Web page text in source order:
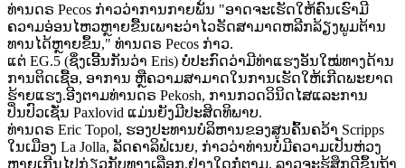
ທ່ານດຣ Pecos ກ່າວວ່າການກາຍພັນ "ອາດຈະເຮັດໃຫ້ຄົນເຮົາມີ
ຄວາມອ່ອນໄຫວຫຼາຍຂື້ນເພາະວ່າໄວຣັດສາມາດຫລີກລ້ຽງພູມຕ້ານ
ທານໄດ້ຫຼາຍຂຶ້ນ," ທ່ານດຣ Pecos ກ່າວ.
ແຕ່ EG.5 (ຊຶ່ງເອີ້ນກັນວ່າ Eris) ບໍ່ປະກົດວ່າມີທ່າແຮງອັນໃໝ່ທາງດ້ານ
ການຕິດເຊື້ອ, ອາການ ຫຼືຄວາມສາມາດໃນການເຮັດໃຫ້ເກີດພະຍາດ
ຮ້າຍແຮງ.ອີງຕາມທ່ານດຣ Pekosh, ການກວດວິນິດໄສແລະການ
ປິ່ນປົວເຊັ່ນ Paxlovid ແມ່ນຍັງມີປະສິດທິພາບ.
ທ່ານດຣ Eric Topol, ຮອງປະທານບໍລິຫານຂອງສູນຄົ້ນຄວ້າ Scripps
ໃນເມືອງ La Jolla, ລັດຄາລິຟໍເນຍ, ກ່າວວ່າທ່ານບໍ່ມີຄວາມເປັນຫ່ວງ
ຫຼາຍເກີນໄປກ່ຽວກັບທາງເລືອກ.ຢ່າງໃດກໍ່ຕາມ, ລາວຈະຮູ້ສຶກດີຂຶ້ນຖ້າ